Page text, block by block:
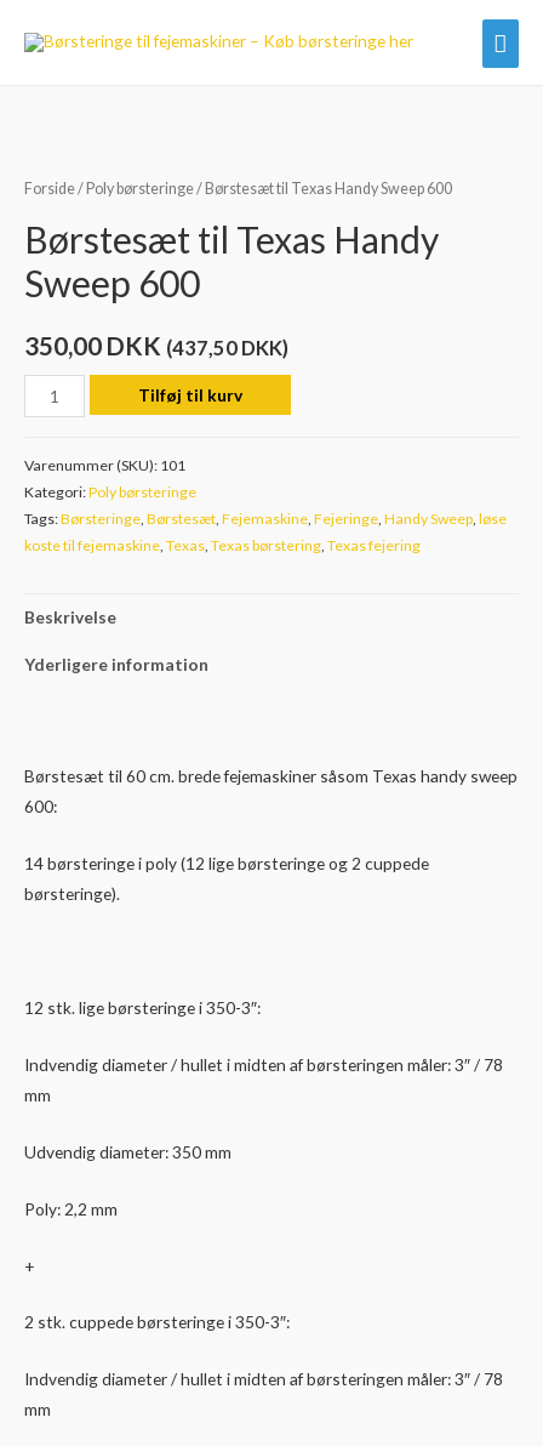
Forside/ Poly børsteringe/ Børstesæt til Texas Handy Sweep 600
Børstesæt til Texas Handy
Sweep 600
350,00 DKK (437,50 DKK)
Børstesæt
til
Sweep
600
Tilføj til kurv
Varenummer (SKU): 101
Kategori:Poly børsteringe
Tags:Børsteringe, Børstesæt, Fejemaskine, Fejeringe, Handy Sweep, løse
koste til fejemaskine, Texas, Texas børstering, Texas fejering
Beskrivelse
Yderligere information
Børstesæt til 60 cm. brede fejemaskiner såsom Texas handy sweep
600:
14 børsteringe i poly (12 lige børsteringe og 2 cuppede
børsteringe).
12 stk. lige børsteringe i 350-3″:
Indvendig diameter / hullet i midten af børsteringen måler: 3″ / 78
mm
Udvendig diameter: 350 mm
Poly: 2,2 mm
+
2 stk. cuppede børsteringe i 350-3″:
Indvendig diameter / hullet i midten af børsteringen måler: 3″ / 78
mm